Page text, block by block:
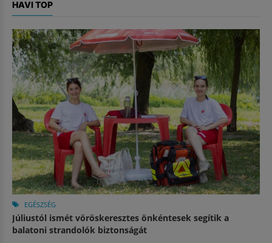
HAVI TOP
EGÉSZSÉG
Júliustól ismét vöröskeresztes önkéntesek segítik a
balatoni strandolók biztonságát